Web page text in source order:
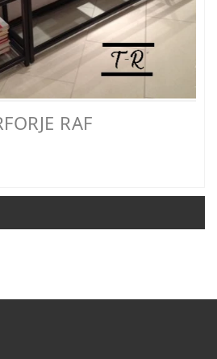
SUNDURMA
MODELLERİ
MODELLERİ
MODELLERİ
RAF